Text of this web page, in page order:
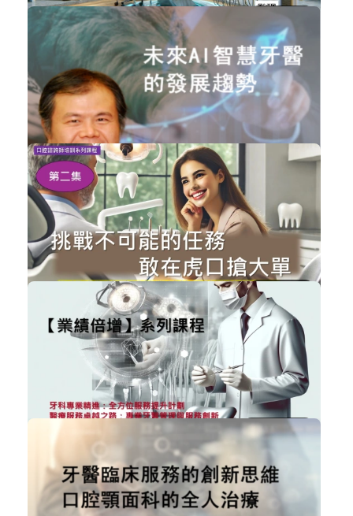
5281
NT$2,000
牙醫診所之藍海策略-活出精采的牙醫...
經營管理 加入購物車
購買後有效期限：課程下架時
5176
NT$2,000
未來AI智慧牙醫的發展趨勢-年輕醫師必...
經營管理 加入購物車
購買後有效期限：2026-11-06
5079
NT$2,000
挑戰千萬業績的【口腔諮詢師】培訓...
經營管理 加入購物車
購買後有效期限：2026-09-06
5065
NT$20,000
范揚松教授【業績倍增】系列課程(全...
系列性課程 加入購物車
購買後有效期限：課程下架時